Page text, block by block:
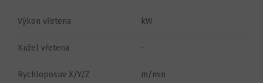
Výkon vřetena kW
Kužel vřetena -
Rychloposuv X/Y/Z m/min